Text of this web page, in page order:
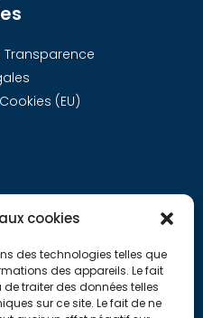
cookies
des technologies telles que
des appareils. Le fait
traiter des données telles
sur ce site. Le fait de ne
(EU)